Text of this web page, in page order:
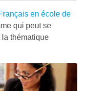
en école de
qui peut se
la thématique